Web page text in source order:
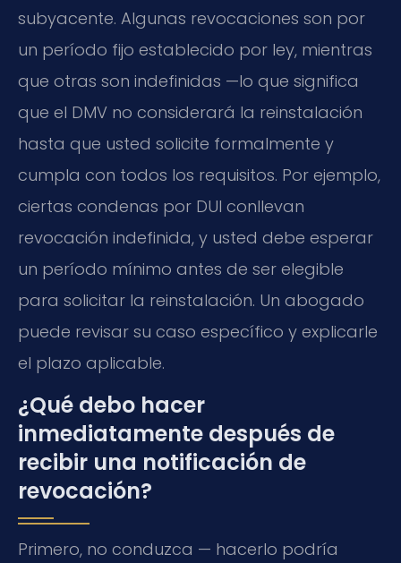
subyacente. Algunas revocaciones son por
un período fijo establecido por ley, mientras
que otras son indefinidas —lo que significa
que el DMV no considerará la reinstalación
hasta que usted solicite formalmente y
cumpla con todos los requisitos. Por ejemplo,
ciertas condenas por DUI conllevan
revocación indefinida, y usted debe esperar
un período mínimo antes de ser elegible
para solicitar la reinstalación. Un abogado
puede revisar su caso específico y explicarle
el plazo aplicable.
¿Qué debo hacer
inmediatamente después de
recibir una notificación de
revocación?
Primero, no conduzca — hacerlo podría